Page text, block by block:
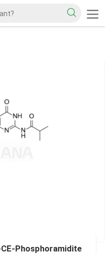
Phosphoramidite